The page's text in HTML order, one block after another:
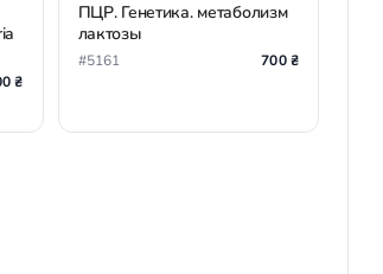
₴
ПЦР. Генетика. метаболизм
лактозы
#5161 700 ₴